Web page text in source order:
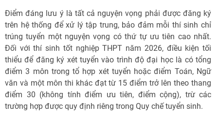
Điểm đáng lưu ý là tất cả nguyện vọng phải được đăng ký
trên hệ thống để xử lý tập trung, bảo đảm mỗi thí sinh chỉ
trúng tuyển một nguyện vọng có thứ tự ưu tiên cao nhất.
Đối với thí sinh tốt nghiệp THPT năm 2026, điều kiện tối
thiểu để đăng ký xét tuyển vào trình độ đại học là có tổng
điểm 3 môn trong tổ hợp xét tuyển hoặc điểm Toán, Ngữ
văn và một môn thi khác đạt từ 15 điểm trở lên theo thang
điểm 30 (không tính điểm ưu tiên, điểm cộng), trừ các
trường hợp được quy định riêng trong Quy chế tuyển sinh.